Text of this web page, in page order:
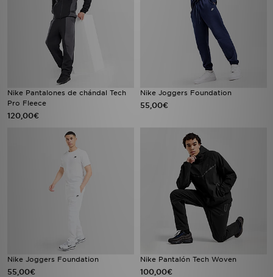
Nike Pantalones de chándal Tech
Pro Fleece
120,00€
Nike Joggers Foundation
55,00€
Nike Joggers Foundation
55,00€
Nike Pantalón Tech Woven
100,00€